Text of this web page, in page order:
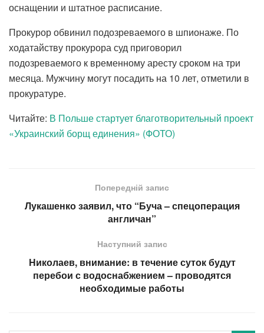
оснащении и штатное расписание.
Прокурор обвинил подозреваемого в шпионаже. По
ходатайству прокурора суд приговорил
подозреваемого к временному аресту сроком на три
месяца. Мужчину могут посадить на 10 лет, отметили в
прокуратуре.
Читайте: В Польше стартует благотворительный проект
«Украинский борщ единения» (ФОТО)
Попередній запис
Лукашенко заявил, что “Буча – спецоперация
англичан”
Наступний запис
Николаев, внимание: в течение суток будут
перебои с водоснабжением – проводятся
необходимые работы